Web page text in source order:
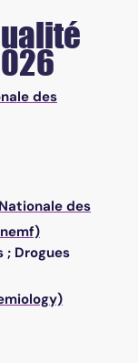
des
des
; Drogues